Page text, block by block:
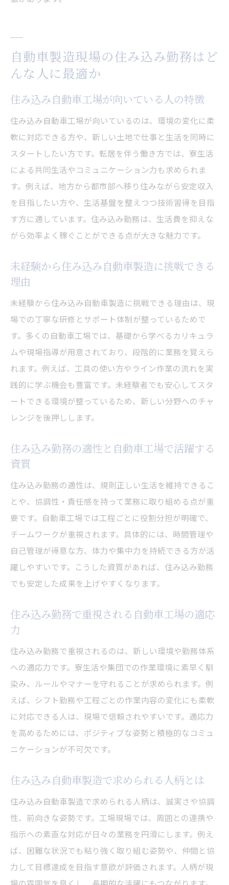
瞬間
住み込み勤務が仕事満足度を高めるポイン
ト
快適な寮生活を送りながら自動車製造で稼ぐ方
法
住み込み寮で快適に過ごし自動車製造で稼
ぐ秘訣
住み込み勤務の寮生活と自動車工場での工
夫術
プ術
ト
住み込みで自動車製造に集中できる環境作
り
住み込み寮生活で自動車製造の収入を最大
化
住み込み自動車製造でキャリアを築くためのポ
イント
方法
住み込み自動車工場でのキャリアアップ戦
略
自動車製造で住み込み勤務が将来に役立つ
理由
住み込みから始まる自動車製造のキャリア
形成
く
自動車製造現場の住み込み勤務はど
んな人に最適か
住み込み自動車工場が向いている人の特徴
住み込み自動車工場が向いているのは、環境の変化に柔
軟に対応できる方や、新しい土地で仕事と生活を同時に
スタートしたい方です。転居を伴う働き方では、寮生活
による共同生活やコミュニケーション力も求められま
す。例えば、地方から都市部へ移り住みながら安定収入
を目指したい方や、生活基盤を整えつつ技術習得を目指
す方に適しています。住み込み勤務は、生活費を抑えな
がら効率よく稼ぐことができる点が大きな魅力です。
未経験から住み込み自動車製造に挑戦できる
理由
未経験から住み込み自動車製造に挑戦できる理由は、現
場での丁寧な研修とサポート体制が整っているためで
す。多くの自動車工場では、基礎から学べるカリキュラ
ムや現場指導が用意されており、段階的に業務を覚えら
れます。例えば、工具の使い方やライン作業の流れを実
践的に学ぶ機会も豊富です。未経験者でも安心してスタ
ートできる環境が整っているため、新しい分野へのチャ
レンジを後押しします。
住み込み勤務の適性と自動車工場で活躍する
資質
住み込み勤務の適性は、規則正しい生活を維持できるこ
とや、協調性・責任感を持って業務に取り組める点が重
要です。自動車工場では工程ごとに役割分担が明確で、
チームワークが重視されます。具体的には、時間管理や
自己管理が得意な方、体力や集中力を持続できる方が活
躍しやすいです。こうした資質があれば、住み込み勤務
でも安定した成果を上げやすくなります。
住み込み勤務で重視される自動車工場の適応
力
住み込み勤務で重視されるのは、新しい環境や勤務体系
への適応力です。寮生活や集団での作業環境に素早く馴
染み、ルールやマナーを守れることが求められます。例
えば、シフト勤務や工程ごとの作業内容の変化にも柔軟
に対応できる人は、現場で信頼されやすいです。適応力
を高めるためには、ポジティブな姿勢と積極的なコミュ
ニケーションが不可欠です。
住み込み自動車製造で求められる人柄とは
住み込み自動車製造で求められる人柄は、誠実さや協調
性、前向きな姿勢です。工場現場では、周囲との連携や
指示への素直な対応が日々の業務を円滑にします。例え
ば、困難な状況でも粘り強く取り組む姿勢や、仲間と協
力して目標達成を目指す意欲が評価されます。人柄が現